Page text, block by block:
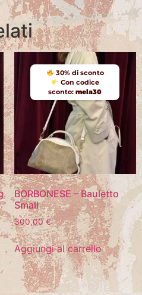
30% di sconto
Con codice
sconto:mela30
BORBONESE – Bauletto
Small
300,00€
Aggiungi al carrello